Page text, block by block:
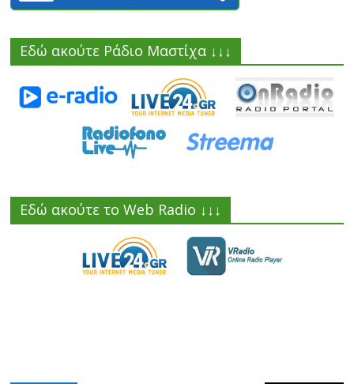
Εδώ ακούτε Ράδιο Μαστίχα ↓↓↓
Εδώ ακούτε το Web Radio ↓↓↓